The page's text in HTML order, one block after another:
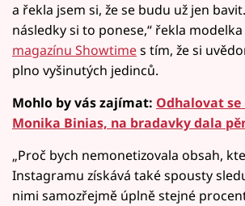
a řekla jsem si, že se budu už jen
následky si to ponese,“ řekla
magazínu Showtimes tím, že si
plno vyšinutých jedinců.
Mohlo by vás zajímat: Odhalovat
Monika Binias, na bradavky dala
„Proč bych nemonetizovala obsah,
Instagramu získává také spousty
nimi samozřejmě úplně stejné